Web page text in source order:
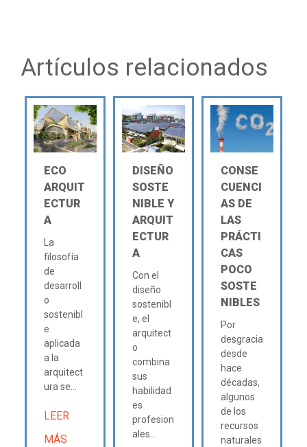
Artículos relacionados
ECO
ARQUIT
ECTUR
A
La
filosofía
de
desarroll
o
sostenibl
e
aplicada
a la
arquitect
ura se...
LEER
MÁS
DISEÑO
SOSTE
NIBLE Y
ARQUIT
ECTUR
A
Con el
diseño
sostenibl
e, el
arquitect
o
combina
sus
habilidad
es
profesion
ales...
CONSE
CUENCI
AS DE
LAS
PRÁCTI
CAS
POCO
SOSTE
NIBLES
Por
desgracia
desde
hace
décadas,
algunos
de los
recursos
naturales